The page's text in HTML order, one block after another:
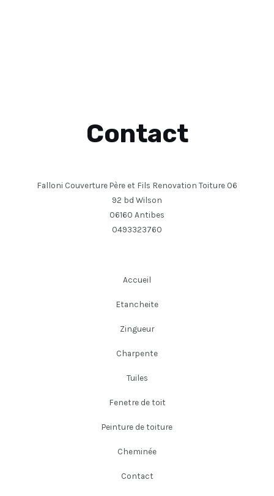
Contact
Falloni Couverture Père et Fils Renovation Toiture 06
92 bd Wilson
06160 Antibes
0493323760
Accueil
Etancheite
Zingueur
Charpente
Tuiles
Fenetre de toit
Peinture de toiture
Cheminée
Contact